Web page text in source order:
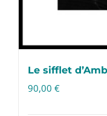
Le sifflet
90,00 €